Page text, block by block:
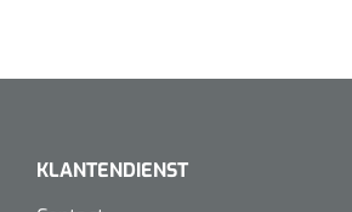
KLANTENDIENST